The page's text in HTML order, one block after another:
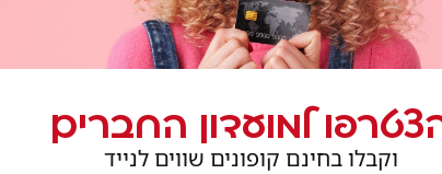
למועדון החברים
וקבלו בחינם קופונים שווים לנייד